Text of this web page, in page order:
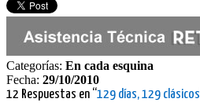
Categorías: En cada esquina
Fecha: 29/10/2010
12 Respuestas en “129 días, 129 clásicos